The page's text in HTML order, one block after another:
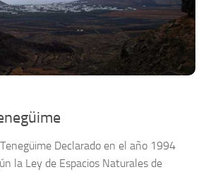
Declarado en el año 1994
la Ley de Espacios Naturales de